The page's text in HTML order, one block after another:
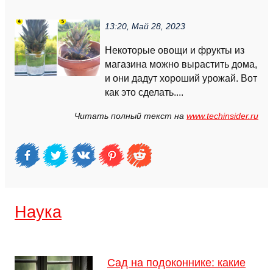
13:20, Май 28, 2023
Некоторые овощи и фрукты из
магазина можно вырастить дома,
и они дадут хороший урожай. Вот
как это сделать....
Читать полный текст на www.techinsider.ru
Наука
Сад на подоконнике: какие